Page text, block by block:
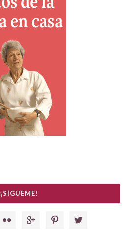
¡SÍGUEME!
   